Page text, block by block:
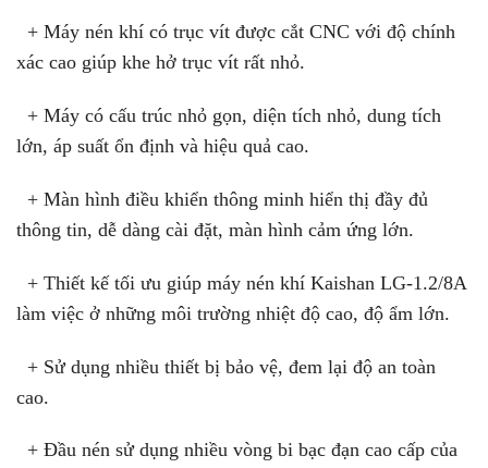
+ Máy nén khí có trục vít được cắt CNC với độ chính
xác cao giúp khe hở trục vít rất nhỏ.
+ Máy có cấu trúc nhỏ gọn, diện tích nhỏ, dung tích
lớn, áp suất ổn định và hiệu quả cao.
+ Màn hình điều khiển thông minh hiển thị đầy đủ
thông tin, dễ dàng cài đặt, màn hình cảm ứng lớn.
+ Thiết kế tối ưu giúp máy nén khí Kaishan LG-1.2/8A
làm việc ở những môi trường nhiệt độ cao, độ ẩm lớn.
+ Sử dụng nhiều thiết bị bảo vệ, đem lại độ an toàn
cao.
+ Đầu nén sử dụng nhiều vòng bi bạc đạn cao cấp của